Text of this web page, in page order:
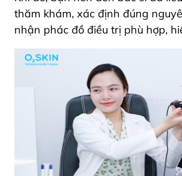
thăm khám, xác định đúng
nhận phác đồ điều trị phù hợp,